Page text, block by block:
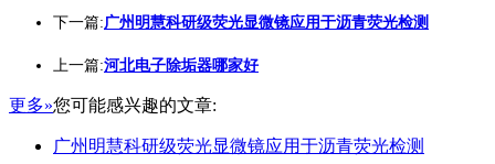
下一篇:广州明慧科研级荧光显微镜应用于沥青荧光检测
上一篇:河北电子除垢器哪家好
更多»您可能感兴趣的文章:
广州明慧科研级荧光显微镜应用于沥青荧光检测